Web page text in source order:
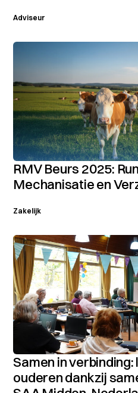
Adviseur
RMV Beurs 2025:
Mechanisatie en
Zakelijk
Samen in
ouderen dankzij